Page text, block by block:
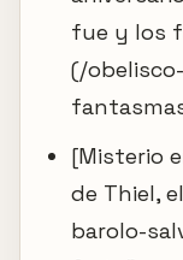
fue y los
(/
[Misterio
de Thiel,
barolo-